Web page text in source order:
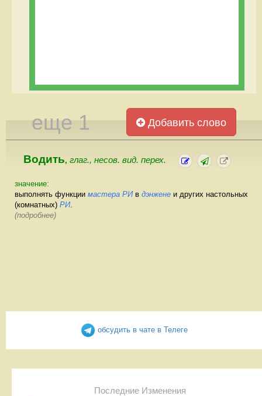
еще 1 Добавить слово
Водить, глаг., несов. вид. перех.
значение:
выполнять функции мастера РИв дэнжене и других настольных
(комнатных) РИ.
(подробнее)
обсудить в чате в Телеге
Последние Изменения